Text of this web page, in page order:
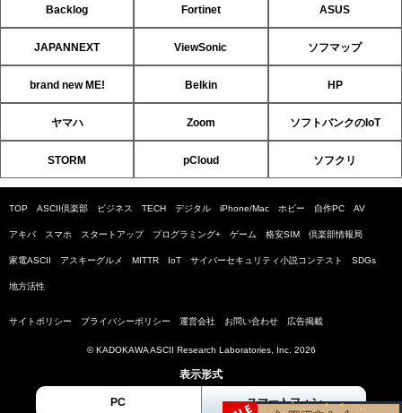
Backlog Fortinet ASUS
JAPANNEXT ViewSonic ソフマップ
brand new ME! Belkin HP
ヤマハ Zoom ソフトバンクのIoT
STORM pCloud ソフクリ
TOP ASCII倶楽部 ビジネス TECH デジタル iPhone/Mac ホビー 自作PC AV
アキバ スマホ スタートアップ プログラミング+ ゲーム 格安SIM 倶楽部情報局
家電ASCII アスキーグルメ MITTR IoT サイバーセキュリティ小説コンテスト SDGs
地方活性
サイトポリシー プライバシーポリシー 運営会社 お問い合わせ 広告掲載
© KADOKAWA ASCII Research Laboratories, Inc. 2026
表示形式
PC スマートフォン